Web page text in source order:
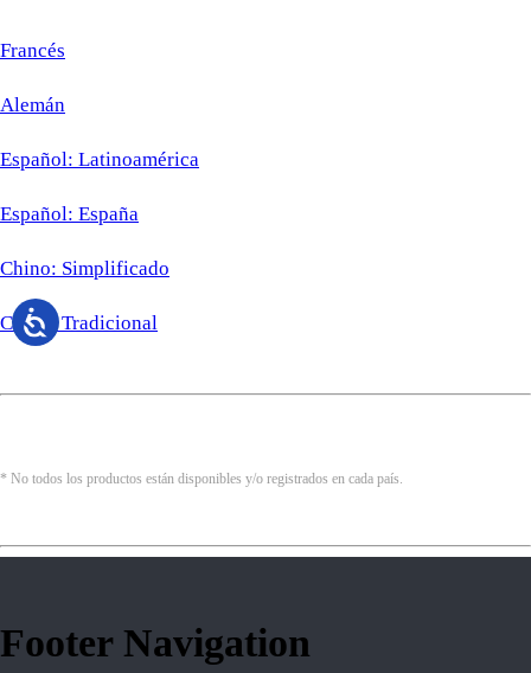
Francés
Alemán
Español: Latinoamérica
Español: España
Chino: Simplificado
Chino: Tradicional
* No todos los productos están disponibles y/o registrados en cada país.
Footer Navigation